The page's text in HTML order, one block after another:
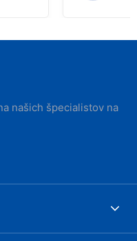
našich špecialistov na